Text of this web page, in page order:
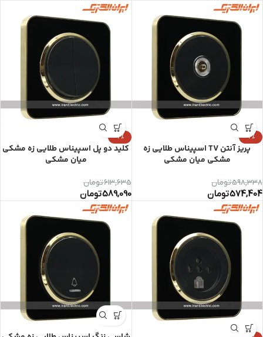
-4%
پریز آنتن TV اسپیناس طلایی زه
مشکی میان مشکی
598,338تومان
574,404تومان
-4%
کلید دو پل اسپیناس طلایی زه مشکی
میان مشکی
613,635تومان
589,090تومان